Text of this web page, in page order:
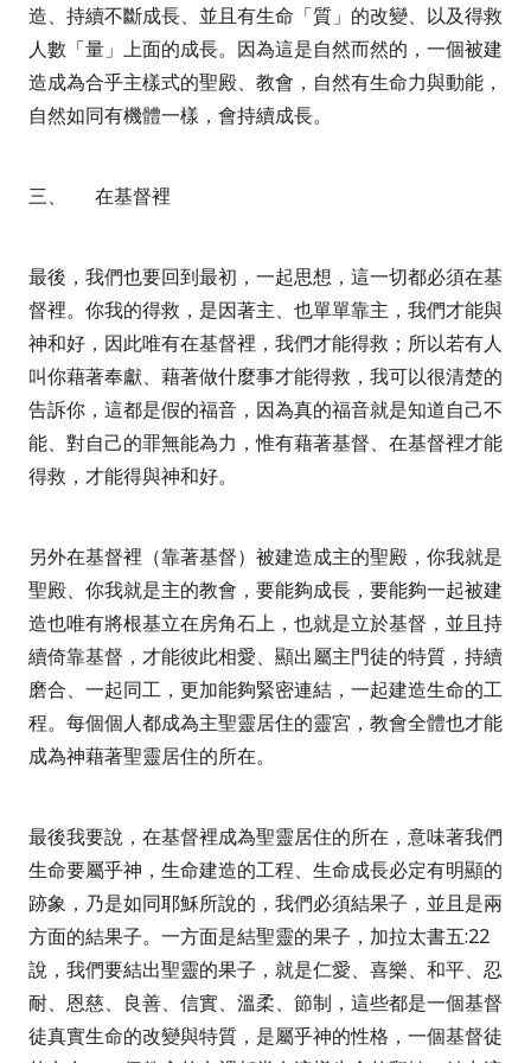
造、持續不斷成長、並且有生命「質」的改變、以及得救
人數「量」上面的成長。因為這是自然而然的，一個被建
造成為合乎主樣式的聖殿、教會，自然有生命力與動能，
自然如同有機體一樣，會持續成長。
三、 在基督裡
最後，我們也要回到最初，一起思想，這一切都必須在基
督裡。你我的得救，是因著主、也單單靠主，我們才能與
神和好，因此唯有在基督裡，我們才能得救；所以若有人
叫你藉著奉獻、藉著做什麼事才能得救，我可以很清楚的
告訴你，這都是假的福音，因為真的福音就是知道自己不
能、對自己的罪無能為力，惟有藉著基督、在基督裡才能
得救，才能得與神和好。
另外在基督裡（靠著基督）被建造成主的聖殿，你我就是
聖殿、你我就是主的教會，要能夠成長，要能夠一起被建
造也唯有將根基立在房角石上，也就是立於基督，並且持
續倚靠基督，才能彼此相愛、顯出屬主門徒的特質，持續
磨合、一起同工，更加能夠緊密連結，一起建造生命的工
程。每個個人都成為主聖靈居住的靈宮，教會全體也才能
成為神藉著聖靈居住的所在。
最後我要說，在基督裡成為聖靈居住的所在，意味著我們
生命要屬乎神，生命建造的工程、生命成長必定有明顯的
跡象，乃是如同耶穌所說的，我們必須結果子，並且是兩
方面的結果子。一方面是結聖靈的果子，加拉太書五:22
說，我們要結出聖靈的果子，就是仁愛、喜樂、和平、忍
耐、恩慈、良善、信實、溫柔、節制，這些都是一個基督
徒真實生命的改變與特質，是屬乎神的性格，一個基督徒